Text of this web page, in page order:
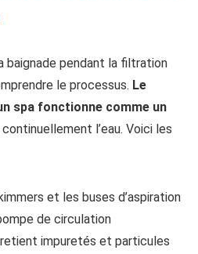
baignade pendant la filtration
le processus. Le
spa fonctionne comme un
l’eau. Voici les
et les buses d’aspiration
de circulation
retient impuretés et particules